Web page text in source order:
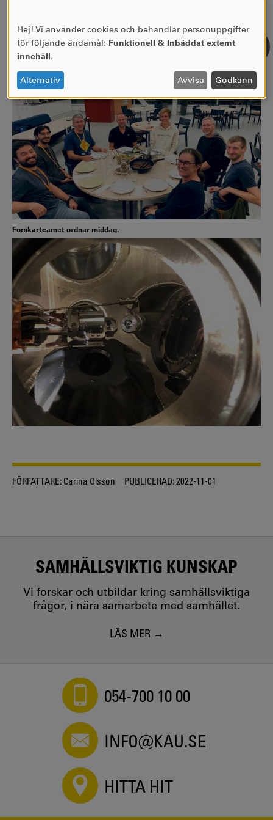
Forskarteamet ordnar middag.
FÖRFATTARE: Carina Olsson PUBLICERAD:2022-11-01
SAMHÄLLSVIKTIG KUNSKAP
Vi forskar och utbildar kring samhällsviktiga
frågor, i nära samarbete med samhället.
LÄS MER
054-700 10 00
INFO@KAU.SE
HITTA HIT
ANVÄNDNING
AV
OCH
COOKIES
Hej! Vi använder cookies och behandlar personuppgifter
för följande ändamål: Funktionell & Inbäddat externt
innehåll.
Alternativ Avvisa Godkänn